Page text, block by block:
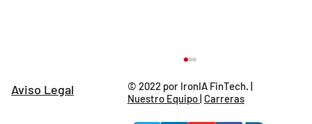
© 2022 por IronIA FinTech. |
Nuestro Equipo| Carreras
Aviso Legal